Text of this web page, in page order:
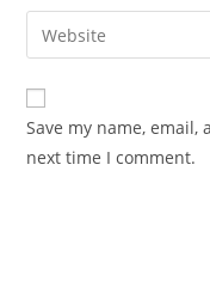
comment
email
address
comment
Enter
your
website
URL
(optional)
Save my name,
next time I comment.